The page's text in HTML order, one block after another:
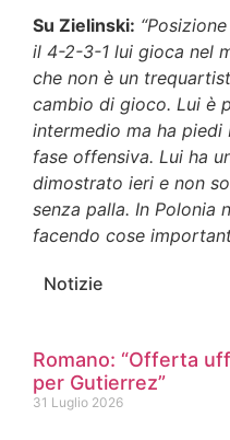
Su Zielinski:
il 4-2-3-1 lui gioca nel
che non è un
cambio di gioco. Lui è
intermedio ma ha piedi
fase offensiva. Lui ha
dimostrato ieri e non
senza palla. In Polonia
facendo cose
Notizie
Romano: “Offerta
per Gutierrez”
31 Luglio 2026